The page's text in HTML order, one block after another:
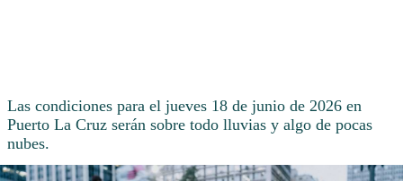
Las condiciones para el jueves 18 de junio de 2026 en
Puerto La Cruz serán sobre todo lluvias y algo de pocas
nubes.